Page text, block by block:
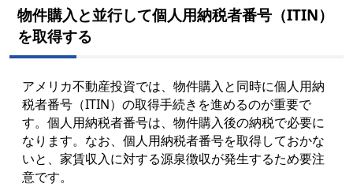
物件購入と並行して個人用納税者番号（ITIN）
を取得する
アメリカ不動産投資では、物件購入と同時に個人用納
税者番号（ITIN）の取得手続きを進めるのが重要で
す。個人用納税者番号は、物件購入後の納税で必要に
なります。なお、個人用納税者番号を取得しておかな
いと、家賃収入に対する源泉徴収が発生するため要注
意です。